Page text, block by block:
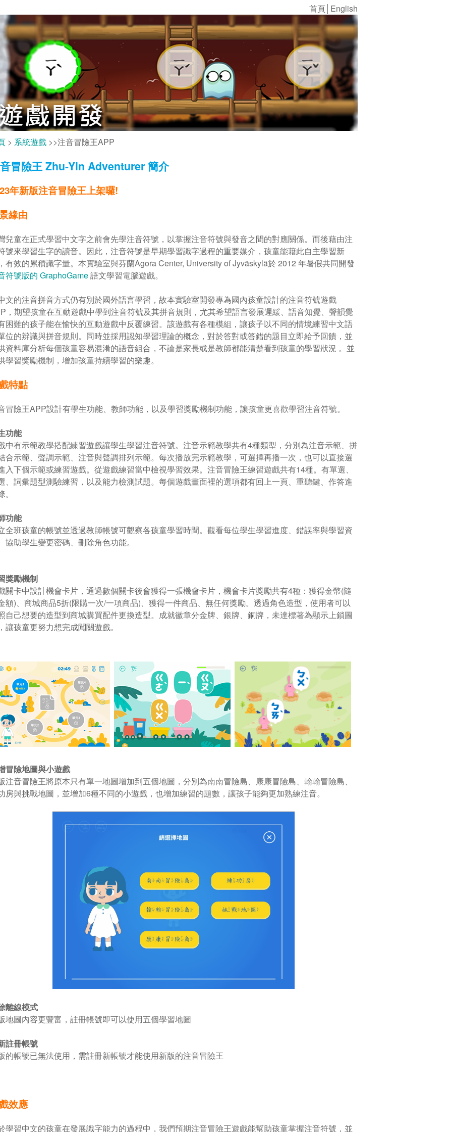
首頁 English
> 系統遊戲 >>注音冒險王APP
冒險王 Zhu-Yin Adventurer簡介
年新版注音冒險王上架囉!
緣由
兒童在正式學習中文字之前會先學注音符號，以掌握注音符號與發音之間的對應關係。而後藉由注
號來學習生字的讀音。因此，注音符號是早期學習識字過程的重要媒介，孩童能藉此自主學習新
有效的累積識字量。本實驗室與芬蘭Agora Center, University of Jyväskylä於 2012 年暑假共同開發
符號版的 GraphoGame語文學習電腦遊戲。
文的注音拼音方式仍有別於國外語言學習，故本實驗室開發專為國內孩童設計的注音符號遊戲
，期望孩童在互動遊戲中學到注音符號及其拼音規則，尤其希望語言發展遲緩、語音知覺、聲韻覺
困難的孩子能在愉快的互動遊戲中反覆練習。該遊戲有各種模組，讓孩子以不同的情境練習中文語
位的辨識與拼音規則。同時並採用認知學習理論的概念，對於答對或答錯的題目立即給予回饋，並
資料庫分析每個孩童容易混淆的語音組合，不論是家長或是教師都能清楚看到孩童的學習狀況 。並
學習獎勵機制，增加孩童持續學習的樂趣。
特點
冒險王APP設計有學生功能、教師功能，以及學習獎勵機制功能，讓孩童更喜歡學習注音符號。
功能
中有示範教學搭配練習遊戲讓學生學習注音符號。注音示範教學共有4種類型，分別為注音示範、拼
合示範、聲調示範、注音與聲調排列示範。每次播放完示範教學，可選擇再播一次，也可以直接選
入下個示範或練習遊戲。從遊戲練習當中檢視學習效果。注音冒險王練習遊戲共有14種。有單選、
、詞彙題型測驗練習，以及能力檢測試題。每個遊戲畫面裡的選項都有回上一頁、重聽鍵、作答進
。
功能
全班孩童的帳號並透過教師帳號可觀察各孩童學習時間。觀看每位學生學習進度、錯誤率與學習資
協助學生變更密碼、刪除角色功能。
獎勵機制
關卡中設計機會卡片，通過數個關卡後會獲得一張機會卡片，機會卡片獎勵共有4種：獲得金幣(隨
額)、商城商品5折(限購一次/一項商品)、獲得一件商品、無任何獎勵。透過角色造型，使用者可以
自己想要的造型到商城購買配件更換造型。成就徽章分金牌、銀牌、銅牌，未達標著為顯示上鎖圖
讓孩童更努力想完成闖關遊戲。
冒險地圖與小遊戲
注音冒險王將原本只有單一地圖增加到五個地圖，分別為南南冒險島、康康冒險島、翰翰冒險島、
房與挑戰地圖，並增加6種不同的小遊戲，也增加練習的題數，讓孩子能夠更加熟練注音。
離線模式
地圖內容更豐富，註冊帳號即可以使用五個學習地圖
註冊帳號
的帳號已無法使用，需註冊新帳號才能使用新版的注音冒險王
效應
學習中文的孩童在發展識字能力的過程中，我們預期注音冒險王遊戲能幫助孩童掌握注音符號，並